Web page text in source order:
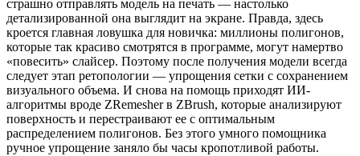
страшно отправлять модель на печать — настолько
детализированной она выглядит на экране. Правда, здесь
кроется главная ловушка для новичка: миллионы полигонов,
которые так красиво смотрятся в программе, могут намертво
«повесить» слайсер. Поэтому после получения модели всегда
следует этап ретопологии — упрощения сетки с сохранением
визуального объема. И снова на помощь приходят ИИ-
алгоритмы вроде ZRemesher в ZBrush, которые анализируют
поверхность и перестраивают ее с оптимальным
распределением полигонов. Без этого умного помощника
ручное упрощение заняло бы часы кропотливой работы.